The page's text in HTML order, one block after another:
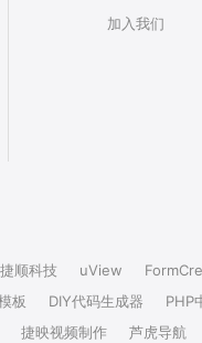
加入我们
捷顺科技 uView
板 DIY代码生成器
PHP
捷映视频制作 芦虎导航